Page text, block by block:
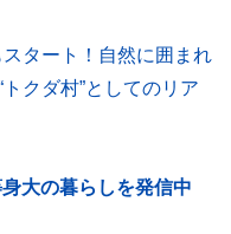
タート！自然に囲まれ
クダ村”としてのリア
大の暮らしを発信中